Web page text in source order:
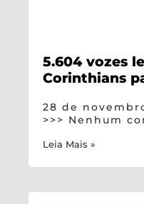
5.604 vozes
Corinthians
28 de
Nenhum
Leia Mais »